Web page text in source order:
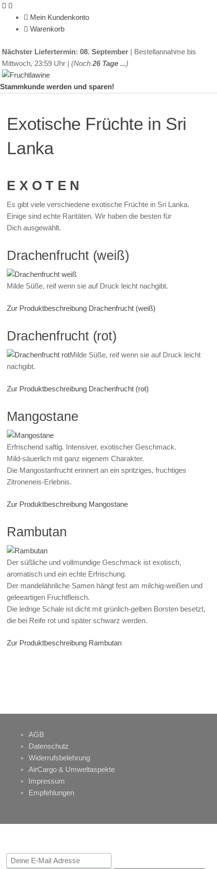
Mein Kundenkonto
Warenkorb
Nächster Liefertermin: 08. September | Bestellannahme bis
Mittwoch, 23:59 Uhr |(Noch26 Tage ...)
Stammkunde werden und sparen!
Exotische Früchte in Sri
Lanka
E X O T E N
Es gibt viele verschiedene exotische Früchte in Sri Lanka.
Einige sind echte Raritäten. Wir haben die besten für
Dich ausgewählt.
Drachenfrucht (weiß)
Milde Süße, reif wenn sie auf Druck leicht nachgibt.
Zur Produktbeschreibung Drachenfrucht (weiß)
Drachenfrucht (rot)
Milde Süße, reif wenn sie auf Druck leicht
nachgibt.
Zur Produktbeschreibung Drachenfrucht (rot)
Mangostane
Erfrischend saftig. Intensiver, exotischer Geschmack.
Mild-säuerlich mit ganz eigenem Charakter.
Die Mangostanfrucht erinnert an ein spritziges, fruchtiges
Zitroneneis-Erlebnis.
Zur Produktbeschreibung Mangostane
Rambutan
Der süßliche und vollmundige Geschmack ist exotisch,
aromatisch und ein echte Erfrischung.
Der mandelähnliche Samen hängt fest am milchig-weißen und
geleeartigen Fruchtfleisch.
Die ledrige Schale ist dicht mit grünlich-gelben Borsten besetzt,
die bei Reife rot und später schwarz werden.
Zur Produktbeschreibung Rambutan
AGB
Datenschutz
Widerrufsbelehrung
AirCargo & Umweltaspekte
Impressum
Empfehlungen